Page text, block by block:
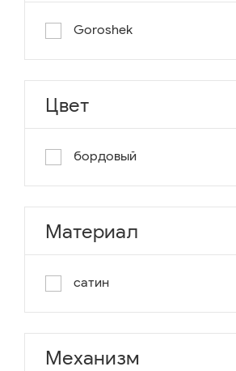
Goroshek
Цвет
бордовый
Материал
сатин
Механизм